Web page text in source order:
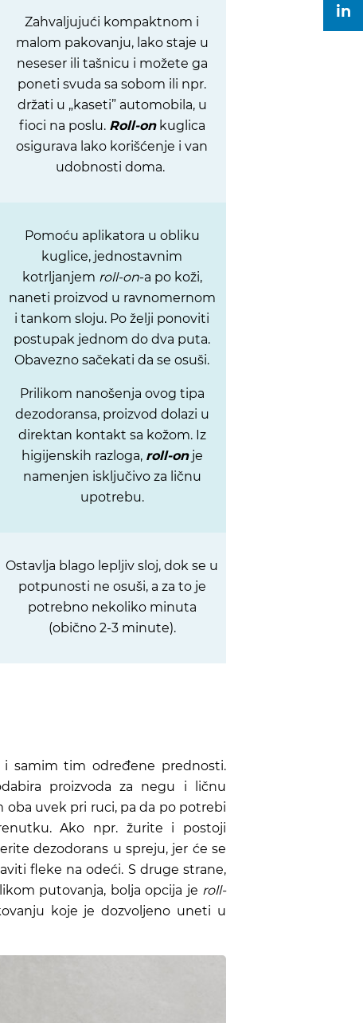
Zahvaljujući kompaktnom i
malom pakovanju, lako staje u
neseser ili tašnicu i možete ga
poneti svuda sa sobom ili npr.
držati u „kaseti” automobila, u
fioci na poslu. Roll-onkuglica
osigurava lako korišćenje i van
udobnosti doma.
Pomoću aplikatora u obliku
kuglice, jednostavnim
kotrljanjem roll-on-a po koži,
naneti proizvod u ravnomernom
i tankom sloju. Po želji ponoviti
postupak jednom do dva puta.
Obavezno sačekati da se osuši.
Prilikom nanošenja ovog tipa
dezodoransa, proizvod dolazi u
direktan kontakt sa kožom. Iz
higijenskih razloga, roll-onje
namenjen isključivo za ličnu
upotrebu.
Ostavlja blago lepljiv sloj, dok se u
potpunosti ne osuši, a za to je
potrebno nekoliko minuta
(obično 2-3 minute).
i samim tim određene prednosti.
proizvoda za negu i ličnu
oba uvek pri ruci, pa da po potrebi
Ako npr. žurite i postoji
dezodorans u spreju, jer će se
fleke na odeći. S druge strane,
putovanja, bolja opcija je roll-
koje je dozvoljeno uneti u
in